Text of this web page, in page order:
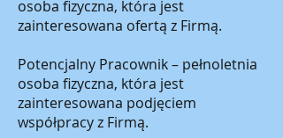
osoba fizyczna, która jest
zainteresowana ofertą z Firmą.
Potencjalny Pracownik – pełnoletnia
osoba fizyczna, która jest
zainteresowana podjęciem
współpracy z Firmą.